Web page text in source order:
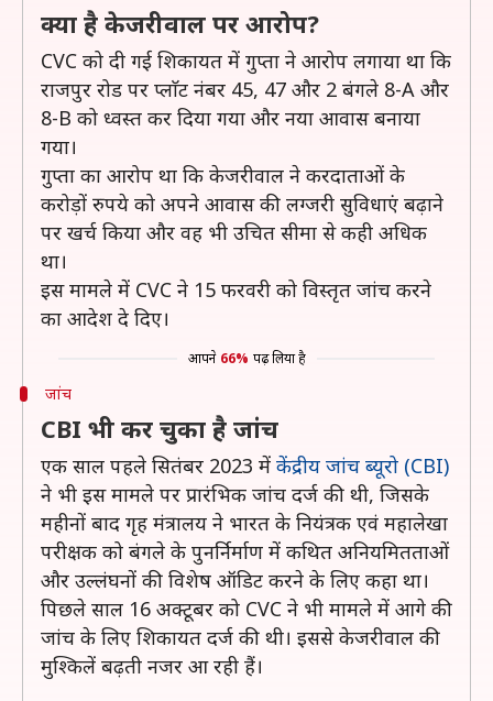
क्या है केजरीवाल पर आरोप?
CVC को दी गई शिकायत में गुप्ता ने आरोप लगाया था कि
राजपुर रोड पर प्लाॅट नंबर 45, 47 और 2 बंगले 8-A और
8-B को ध्वस्त कर दिया गया और नया आवास बनाया
गया।
गुप्ता का आरोप था कि केजरीवाल ने करदाताओं के
करोड़ों रुपये को अपने आवास की लग्जरी सुविधाएं बढ़ाने
पर खर्च किया और वह भी उचित सीमा से कही अधिक
था।
इस मामले में CVC ने 15 फरवरी को विस्तृत जांच करने
का आदेश दे दिए।
आपने 66% पढ़ लिया है
जांच
CBI भी कर चुका है जांच
एक साल पहले सितंबर 2023 में केंद्रीय जांच ब्यूरो (CBI)
ने भी इस मामले पर प्रारंभिक जांच दर्ज की थी, जिसके
महीनों बाद गृह मंत्रालय ने भारत के नियंत्रक एवं महालेखा
परीक्षक को बंगले के पुनर्निर्माण में कथित अनियमितताओं
और उल्लंघनों की विशेष ऑडिट करने के लिए कहा था।
पिछले साल 16 अक्टूबर को CVC ने भी मामले में आगे की
जांच के लिए शिकायत दर्ज की थी। इससे केजरीवाल की
मुश्किलें बढ़ती नजर आ रही हैं।